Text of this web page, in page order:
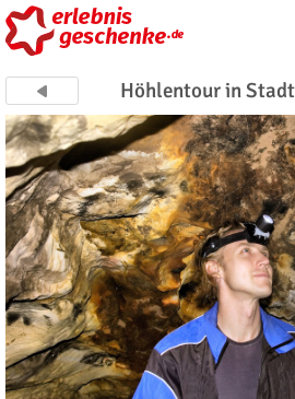
Höhlentour in